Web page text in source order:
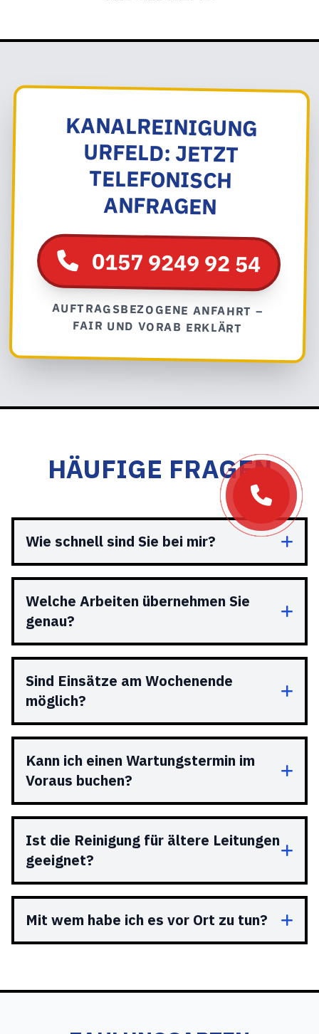
KANALREINIGUNG
URFELD: JETZT
TELEFONISCH
ANFRAGEN
0157 9249 92 54
AUFTRAGSBEZOGENE ANFAHRT –
FAIR UND VORAB ERKLÄRT
HÄUFIGE FRAGEN
Wie schnell sind Sie bei mir?
Welche Arbeiten übernehmen Sie
genau?
Sind Einsätze am Wochenende
möglich?
Kann ich einen Wartungstermin im
Voraus buchen?
Ist die Reinigung für ältere Leitungen
geeignet?
Mit wem habe ich es vor Ort zu tun?